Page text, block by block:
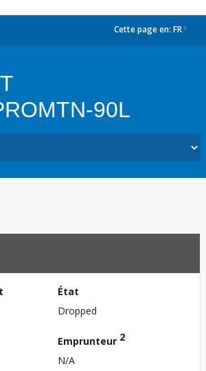
Cette page en: FR
90L
État
Dropped
Emprunteur 2
N/A